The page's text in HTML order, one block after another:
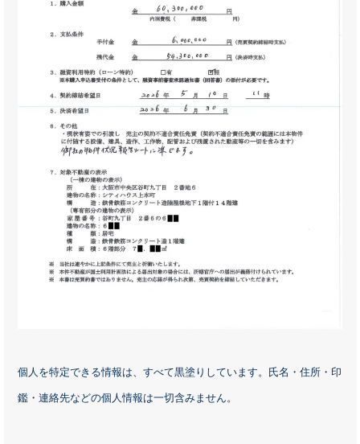
個人を特定できる情報は、すべて黒塗りしています。氏名・住所・印
鑑・連絡先などの個人情報は一切含みません。